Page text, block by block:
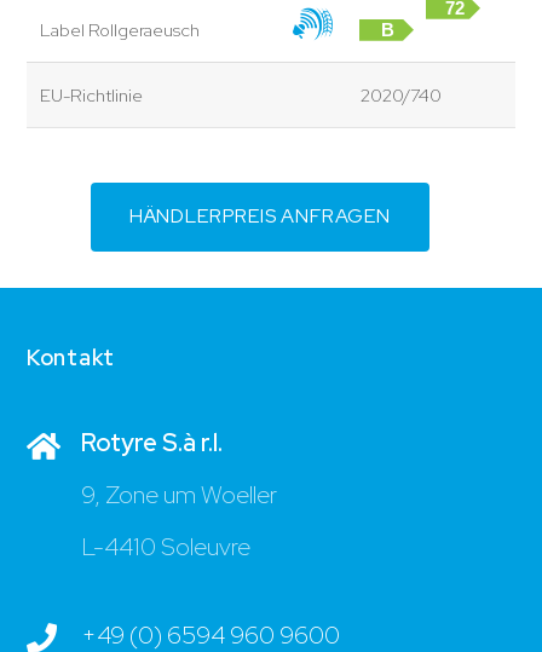
Label Rollgeraeusch B
72
EU-Richtlinie 2020/740
HÄNDLERPREIS ANFRAGEN
Kontakt
Rotyre S.à r.l.
9, Zone um Woeller
L-4410 Soleuvre
+49 (0) 6594 960 9600